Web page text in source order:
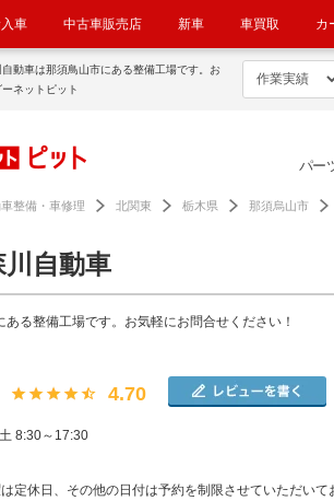
車 中古車販売店 新車 車買取 カ
動車は那須鳥山市にある整備工場です。お
ネットピット
パー
整備・車修理 北関東 栃木県 那須烏山市
自動車
る整備工場です。お気軽にお問合せください！
4.70
8:30～17:30
定休日、その他の日付は予約を制限させていただいて